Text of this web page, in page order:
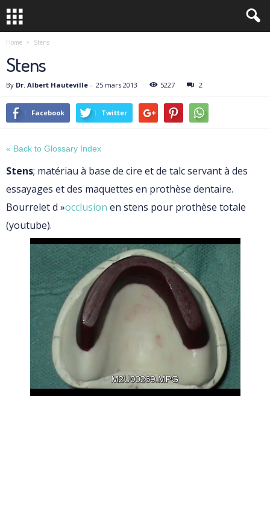
Home Stens
Stens
By Dr. Albert Hauteville - 25 mars 2013 5227 2
Facebook Twitter
« Back to Glossary Index
Stens; matériau à base de cire et de talc servant à des
essayages et des maquettes en prothèse dentaire.
Bourrelet d »occlusion en stens pour prothèse totale
(youtube).